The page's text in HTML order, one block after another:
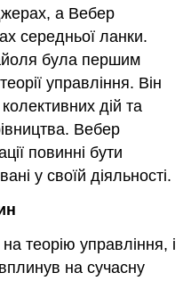
а Вебер
середньої ланки.
була першим
управління. Він
дій та
Вебер
повинні бути
у своїй діяльності.
теорію управління, і
на сучасну